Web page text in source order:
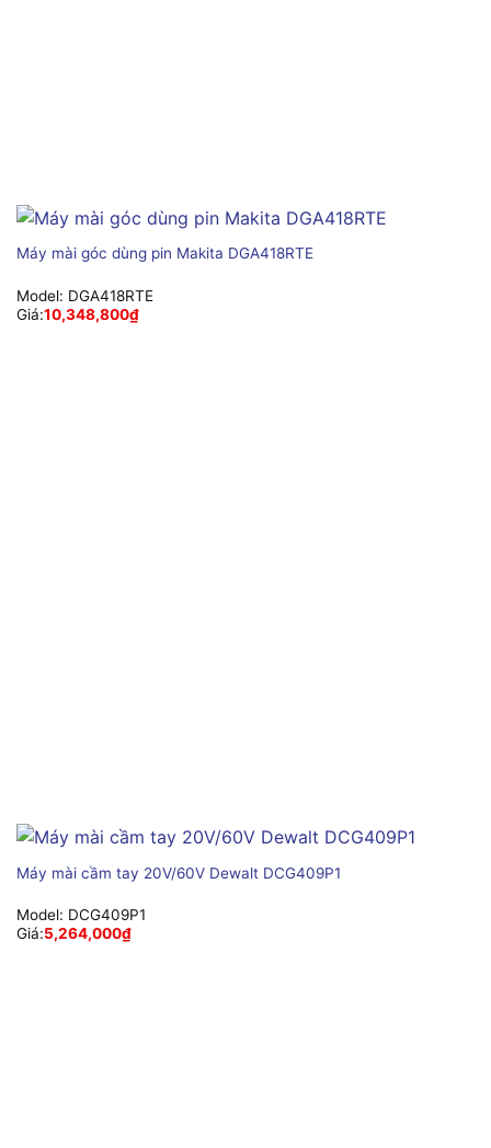
Máy mài góc dùng pin Makita DGA418RTE
Model: DGA418RTE
Giá:10,348,800₫
Máy mài cầm tay 20V/60V Dewalt DCG409P1
Model: DCG409P1
Giá:5,264,000₫